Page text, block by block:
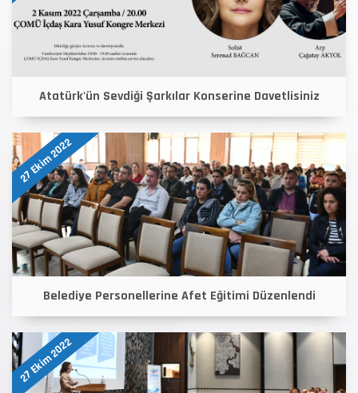
Atatürk'ün Sevdiği Şarkılar Konserine Davetlisiniz
27 Ekim 2022
Belediye Personellerine Afet Eğitimi Düzenlendi
27 Ekim 2022